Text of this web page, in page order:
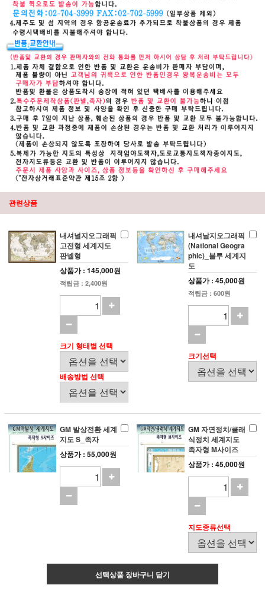
관련상품
내셔널지오그래픽
고전형 세계지도
판넬형
상품가 : 145,000원
적립금 : 2,400원
크기 형태별 선택
배송방법 선택
내셔날지오그래픽
(National Geogra
phic)_블루 세계지
도
상품가 : 45,000원
적립금 : 600원
크기선택
GM 발상전환 세계
지도 S_족자
상품가 : 55,000원
GM 자연정치/클래
식정치 세계지도
족자형 M사이즈
상품가 : 45,000원
지도종류선택
선택상품 장바구니 담기